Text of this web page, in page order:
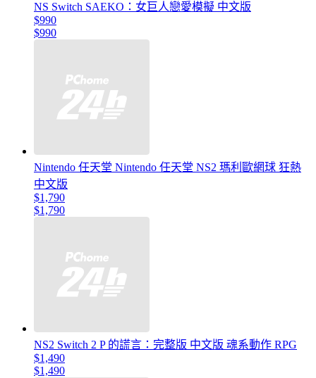
NS Switch SAEKO：女巨人戀愛模擬 中文版
$990
$990
Nintendo 任天堂 Nintendo 任天堂 NS2 瑪利歐網球 狂熱
中文版
$1,790
$1,790
NS2 Switch 2 P 的謊言：完整版 中文版 魂系動作 RPG
$1,490
$1,490